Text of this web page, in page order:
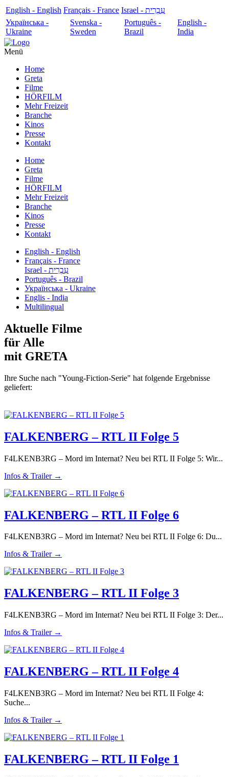
English - English Français - France
עִבְרִית - Israel
Українська -
Ukraine
Svenska -
Sweden
Português -
Brazil
English -
India
Menü
Home
Greta
Filme
HÖRFILM
Mehr Freizeit
Branche
Kinos
Presse
Kontakt
Home
Greta
Filme
HÖRFILM
Mehr Freizeit
Branche
Kinos
Presse
Kontakt
English - English
Français - France
עִבְרִית - Israel
Português - Brazil
Українська - Ukraine
Englis - India
Multilingual
Aktuelle Filme
für Alle
mit GRETA
Ihre Suche nach "Young-Fiction-Serie" hat folgende Ergebnisse
geliefert:
FALKENBERG – RTL II Folge 5
F4LKENB3RG – Mord im Internat? Neu bei RTL II Folge 5: Wir...
Infos & Trailer →
FALKENBERG – RTL II Folge 6
F4LKENB3RG – Mord im Internat? Neu bei RTL II Folge 6: Du...
Infos & Trailer →
FALKENBERG – RTL II Folge 3
F4LKENB3RG – Mord im Internat? Neu bei RTL II Folge 3: Der...
Infos & Trailer →
FALKENBERG – RTL II Folge 4
F4LKENB3RG – Mord im Internat? Neu bei RTL II Folge 4:
Suche...
Infos & Trailer →
FALKENBERG – RTL II Folge 1